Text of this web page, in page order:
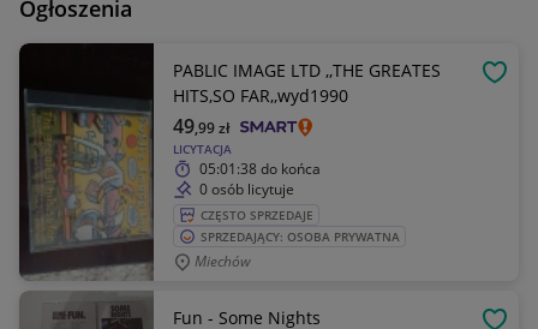
Ogłoszenia
PABLIC IMAGE LTD ,,THE GREATES
HITS,SO FAR,,wyd1990
LICYTACJA
49,99zł
05:01:38 do końca
0 osób licytuje
CZĘSTO SPRZEDAJE
SPRZEDAJĄCY: OSOBA PRYWATNA
Miechów
Fun - Some Nights